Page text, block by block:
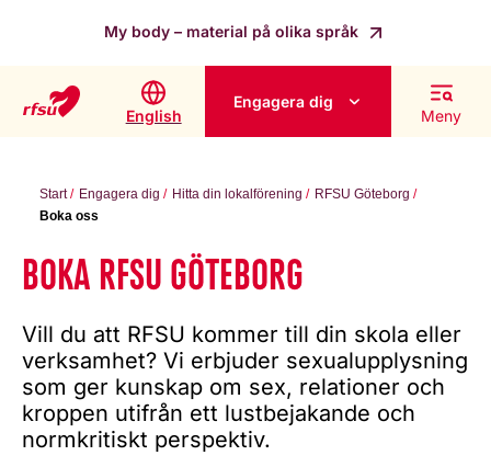
My body – material på olika språk
English
Engagera dig
Meny
Start Engagera dig Hitta din lokalförening
RFSU Göteborg
Boka oss
BOKA RFSU GÖTEBORG
Vill du att RFSU kommer till din skola eller
verksamhet? Vi erbjuder sexualupplysning
som ger kunskap om sex, relationer och
kroppen utifrån ett lustbejakande och
normkritiskt perspektiv.